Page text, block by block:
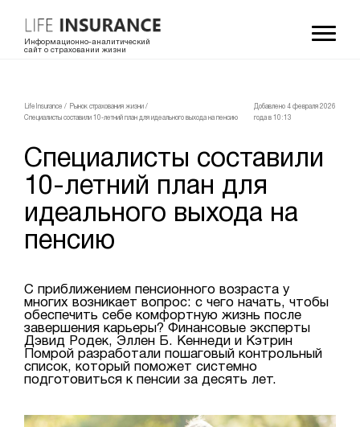
Информационно-аналитический
сайт о страховании жизни
LifeInsurance / Рынок страхования жизни /
Специалисты составили 10-летний план для идеального выхода на пенсию
Добавлено 4 февраля 2026
года в 10:13
Специалисты составили
10-летний план для
идеального выхода на
пенсию
С приближением пенсионного возраста у
многих возникает вопрос: с чего начать, чтобы
обеспечить себе комфортную жизнь после
завершения карьеры? Финансовые эксперты
Дэвид Родек, Эллен Б. Кеннеди и Кэтрин
Помрой разработали пошаговый контрольный
список, который поможет системно
подготовиться к пенсии за десять лет.